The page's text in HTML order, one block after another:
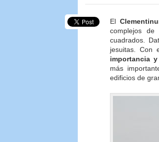
El
complejos
cuadrados.
jesuitas. Con
importancia
más
edificios de